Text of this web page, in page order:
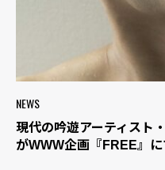
NEWS
現代の吟遊アーティスト
がWWW企画『FREE』